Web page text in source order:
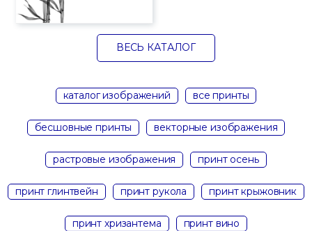
ВЕСЬ КАТАЛОГ
каталог изображений все принты
бесшовные принты векторные изображения
растровые изображения принт осень
принт глинтвейн принт рукола принт крыжовник
принт хризантема принт вино